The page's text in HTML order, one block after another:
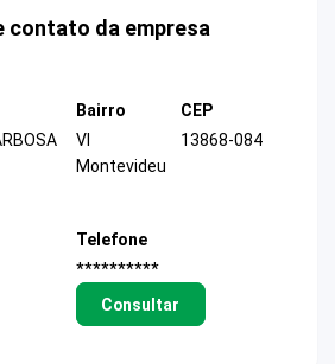
contato da empresa
Bairro
Vl
Montevideu
CEP
13868-084
Telefone
**********
Consultar